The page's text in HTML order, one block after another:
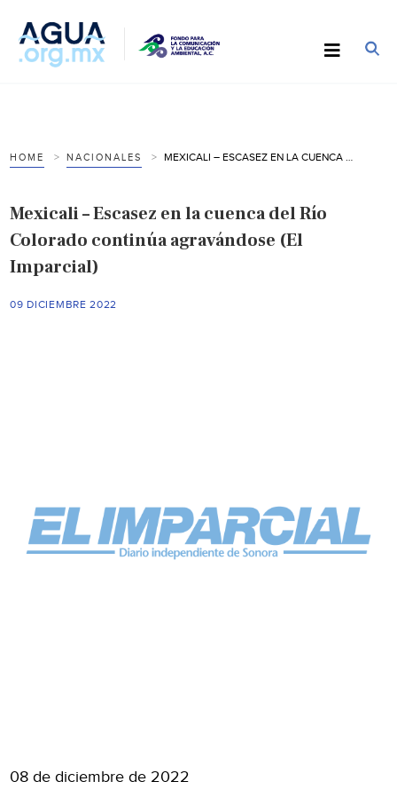
HOME NACIONALES
Mexicali – Escasez en la cuenca del Río
Colorado continúa agravándose (El
Imparcial)
09 DICIEMBRE 2022
08 de diciembre de 2022